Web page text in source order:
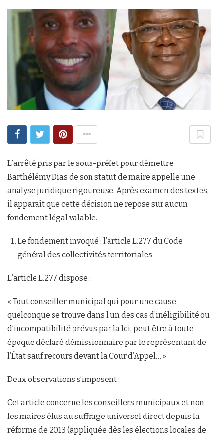
L’arrêté pris par le sous-préfet pour démettre
Barthélémy Dias de son statut de maire appelle une
analyse juridique rigoureuse. Après examen des textes,
il apparaît que cette décision ne repose sur aucun
fondement légal valable.
Le fondement invoqué : l’article L.277 du Code
général des collectivités territoriales
L’article L.277 dispose :
« Tout conseiller municipal qui pour une cause
quelconque se trouve dans l’un des cas d’inéligibilité ou
d’incompatibilité prévus par la loi, peut être à toute
époque déclaré démissionnaire par le représentant de
l’État sauf recours devant la Cour d’Appel… »
Deux observations s’imposent :
Cet article concerne les conseillers municipaux et non
les maires élus au suffrage universel direct depuis la
réforme de 2013 (appliquée dès les élections locales de